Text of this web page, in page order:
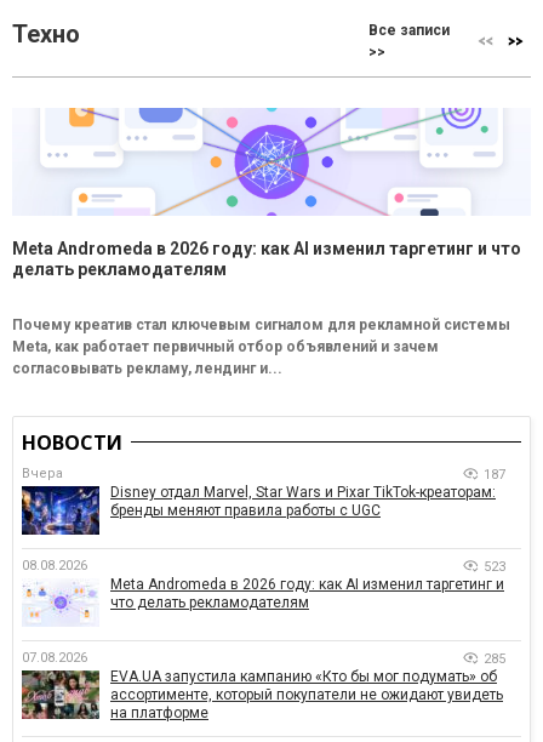
Техно
Все записи
>>
Meta Andromeda в 2026 году: как AI изменил таргетинг и что
делать рекламодателям
Почему креатив стал ключевым сигналом для рекламной системы
Meta, как работает первичный отбор объявлений и зачем
согласовывать рекламу, лендинг и...
НОВОСТИ
Вчера 187
Disney отдал Marvel, Star Wars и Pixar TikTok-креаторам:
бренды меняют правила работы с UGC
08.08.2026 523
Meta Andromeda в 2026 году: как AI изменил таргетинг и
что делать рекламодателям
07.08.2026 285
EVA.UA запустила кампанию «Кто бы мог подумать» об
ассортименте, который покупатели не ожидают увидеть
на платформе